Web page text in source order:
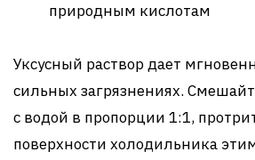
природным кислотам
Уксусный раствор дает
сильных загрязнениях.
с водой в пропорции 1:1,
поверхности холодильника